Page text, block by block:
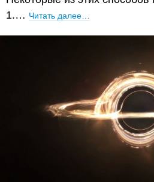
1.… Читать далее…